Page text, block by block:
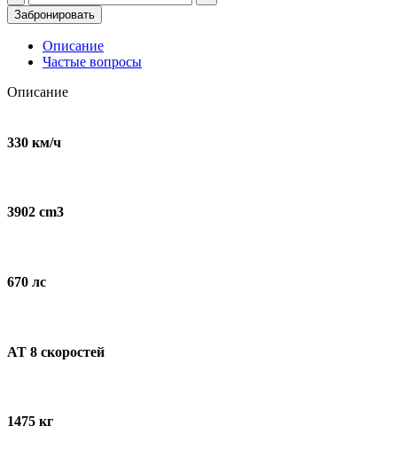
товара
Ferrari
488
GTB
для
съемок
Забронировать
Описание
Частые вопросы
Описание
330 км/ч
3902 cm3
670 лс
AT 8 скоростей
1475 кг